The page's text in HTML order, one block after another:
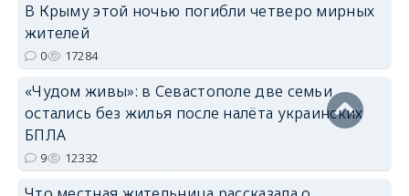
erid: 2SDnjdvhGXG
В Крыму этой ночью погибли четверо мирных
жителей
0 17284
«Чудом живы»: в Севастополе две семьи
остались без жилья после налёта украинских
БПЛА
9 12332